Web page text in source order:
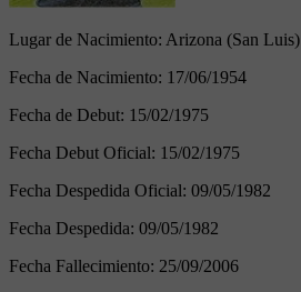
Lugar de Nacimiento: Arizona (San Luis)
Fecha de Nacimiento: 17/06/1954
Fecha de Debut: 15/02/1975
Fecha Debut Oficial: 15/02/1975
Fecha Despedida Oficial: 09/05/1982
Fecha Despedida: 09/05/1982
Fecha Fallecimiento: 25/09/2006